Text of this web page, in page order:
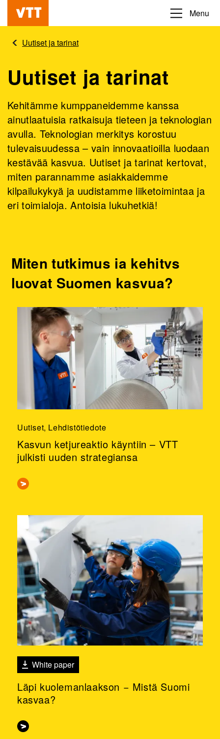
Hyppää
pääsisältöön
Beyond
obvious
Menu
Uutiset ja tarinat
Uutiset ja tarinat
Kehitämme kumppaneidemme kanssa
ainutlaatuisia ratkaisuja tieteen ja teknologian
avulla. Teknologian merkitys korostuu
tulevaisuudessa – vain innovaatioilla luodaan
kestävää kasvua. Uutiset ja tarinat kertovat,
miten parannamme asiakkaidemme
kilpailukykyä ja uudistamme liiketoimintaa ja
eri toimialoja. Antoisia lukuhetkiä!
Miten tutkimus ja kehitys
luovat Suomen kasvua?
Uutiset, Lehdistötiedote
Kasvun ketjureaktio käyntiin – VTT
julkisti uuden strategiansa
White paper
Läpi kuolemanlaakson − Mistä Suomi
kasvaa?